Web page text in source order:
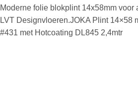
Moderne folie blokplint 14x58mm voor
LVT Designvloeren.JOKA Plint 14×58
#431 met Hotcoating DL845 2,4mtr